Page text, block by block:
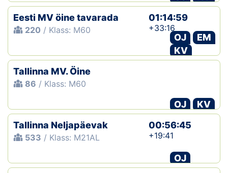
Eesti MV öine tavarada
220 / Klass: M60
01:14:59
+33:16
OJ
EM
KV
Tallinna MV. Öine
86 / Klass: M60
OJ
KV
Tallinna Neljapäevak
533 / Klass: M21AL
00:56:45
+19:41
OJ